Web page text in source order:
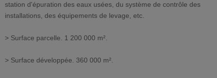
station d'épuration des eaux usées, du système de contrôle des
installations, des équipements de levage, etc.
> Surface parcelle. 1 200 000 m².
> Surface développée. 360 000 m².